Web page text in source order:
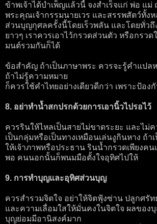
ข้าพเจ้าได้บำเพ็ญแล้วนี้ จงสำเร็จแก่ พ่อ แม่
พระคุณเจ้ากรรมนายเวร และสรรพสัตว์ทั้ง
ส่วนบุญกุศลครั้งนี้โดยเร็วพลัน และโดยทั่วถึ
ยาวๆ เราควรเอาไว้กรวดส่วนตัว หรือกรว
มนต์รวมกันก็ได้
ข้อสำคัญ ถ้าเป็นภาษาพระ ควรจะรู้คำแปล
ถ้าไม่รู้ความหมาย
ก็ควรใช้คำไทยอย่างเดียวดีกว่า เพราะป้อง
8. อย่าทำน้ำสกปรกด้วยการเอานิ้วไปรอไว้
ควรรินให้ไหลเป็นสายไม่ขาดระยะ และไม่
เป็นกลุ่มหรือเป็นทางเหมือนเล่นงูกินหาง ถ้า
ให้เจ้าภาพหรือประธาน รินน้ำกรวดเพียงคน
พอ คนนอกนั้นก็พนมมือตั้งใจอุทิศไปให้
9. การทำบุญและอุทิศส่วนบุญ
ควรสำรวมจิตใจ อย่าให้จิตฟุ้งซ่าน ปลูกศรัท
และความเลื่อมใสให้มั่นคงในจิตใจ ผลขอ
บุญย่อมมีอานิสงค์มาก